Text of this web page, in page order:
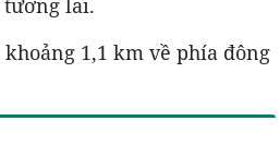
tương lai.
1,1 km về phía đông